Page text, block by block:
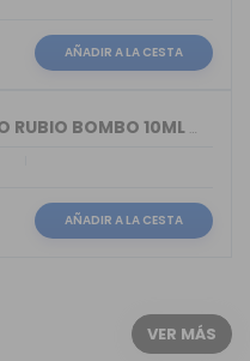
AÑADIR A LA CESTA
AROMA TABACO RUBIO BOMBO 10ML MINILON...
AÑADIR A LA CESTA
VER MÁS